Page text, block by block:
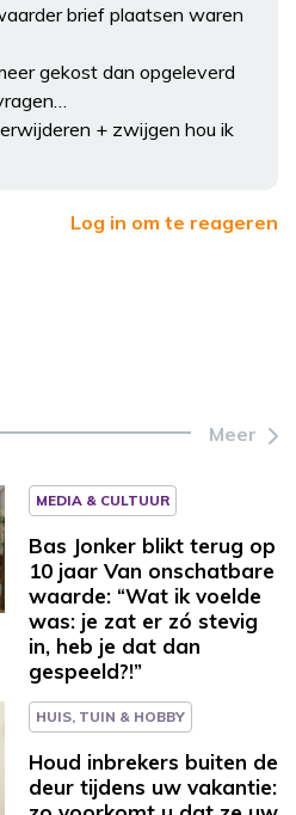
brief plaatsen waren
gekost dan opgeleverd
+ zwijgen hou ik
Log in om te reageren
Meer
MEDIA & CULTUUR
Bas Jonker blikt terug op
10 jaar Van onschatbare
waarde: “Wat ik voelde
was: je zat er zó stevig
in, heb je dat dan
gespeeld?!”
HUIS, TUIN & HOBBY
Houd inbrekers buiten de
deur tijdens uw vakantie: